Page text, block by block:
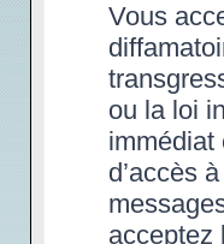
Vous
ou la loi
immédiat
d’accès
acceptez